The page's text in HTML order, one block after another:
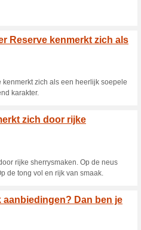
voor.
10 years is
van
de huisstijl
vanuit het
in een
zowel